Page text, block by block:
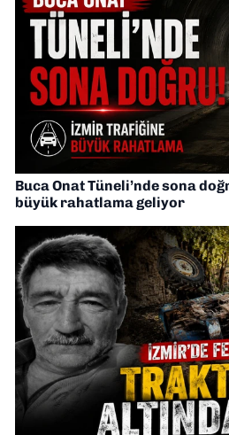
Buca Onat Tüneli’nde sona
büyük rahatlama geliyor